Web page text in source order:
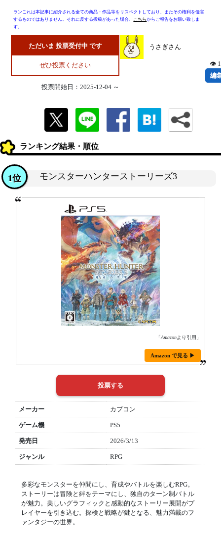
ランこれは本記事に紹介される全ての商品・作品等をリスペクトしており、またその権利を侵害
するものではありません。それに反する投稿があった場合、 こちらからご報告をお願い致しま
す。
ただいま 投票受付中 です
ぜひ投票ください
投票開始日：2025-12-04 ～
うさぎさん
👁
編
ランキング結果・順位
モンスターハンターストーリーズ3
1位
「Amazonより引用」
Amazon で見る ▶
メーカー カプコン
ゲーム機 PS5
発売日 2026/3/13
ジャンル RPG
多彩なモンスターを仲間にし、育成やバトルを楽しむRPG。
ストーリーは冒険と絆をテーマにし、独自のターン制バトル
が魅力。美しいグラフィックと感動的なストーリー展開がプ
レイヤーを引き込む。探検と戦略が鍵となる、魅力満載のフ
ァンタジーの世界。